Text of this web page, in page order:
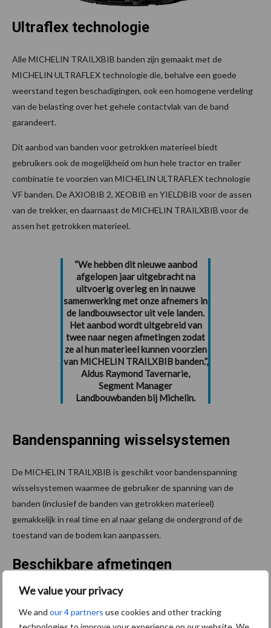
We value your privacy
We and our 4 partners use cookies and other tracking
Ultraflex technologie
Alle MICHELIN TRAILXBIB banden zijn gemaakt met de
MICHELIN ULTRAFLEX technologie die, behalve een goede
weerstand tegen beschadigingen, ook een homogene verdeling
van de belasting over het gehele contactvlak van de band
garandeert.
Dit aanbod van banden voor getrokken materieel biedt
gebruikers ook de mogelijkheid om hun hele tractor en trailer
combinatie te voorzien van MICHELIN ULTRAFLEX technologie
VF banden. De AXIOBIB 2, XEOBIB en YIELDBIB voor de assen
van de trekker, en daarnaast de MICHELIN TRAILXBIB voor de
assen het getrokken materieel.
“We hebben dit nieuwe aanbod
afgelopen jaar uitgebracht na
uitvoerig overleg en in nauwe
samenwerking met onze afnemers in
de landbouwsector uit vele landen.
Het aanbod wordt uitgebreid van
twee naar negen afmetingen zodat
ze al hun materieel kunnen voorzien
van MICHELIN TRAILXBIB banden.”,
Aldus Raymond Tavernarie,
Segment Manager
Landbouwbanden bij Michelin.
Bandenspanning wisselsystemen
De MICHELIN TRAILXBIB is geschikt voor bandenspanning
wisselsystemen waarmee de gebruiker de spanning van de
banden (inclusief de banden van getrokken materieel)
gemakkelijk in real time en al naar gelang de ondergrond of de
toestand van de bodem kan aanpassen.
Beschikbare afmetingen
De zeven beschikbare afmetingen zijn: